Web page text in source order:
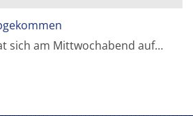
sich am Mittwochabend auf…